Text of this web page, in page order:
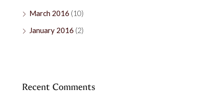
March 2016 (10)
January 2016 (2)
Recent Comments